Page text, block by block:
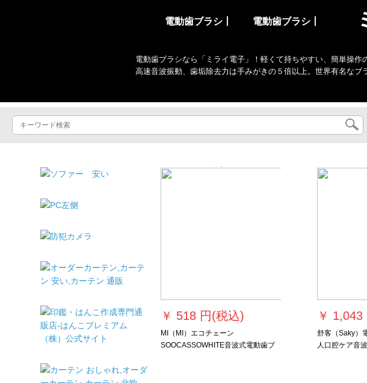
電動歯ブラシ丨 電動歯ブラシ丨
電動歯ブラシなら「ミライ電子」！軽くて持ちやすい、簡単操
高速音波振動、歯垢除去力は手みがきの５倍以上。世界有名なブ
￥ 518 円(税込)
MI（MI）エコチェーン
SOOCASSOWHITE音波式電動歯ブ
￥ 1,043
舒客（Saky）
人口腔ケア音